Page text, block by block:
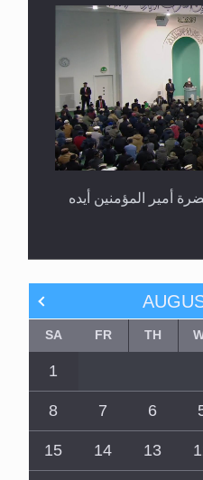
أمير المؤمنين أيده
TH
FR
SA
1
6
7
8
13
14
15